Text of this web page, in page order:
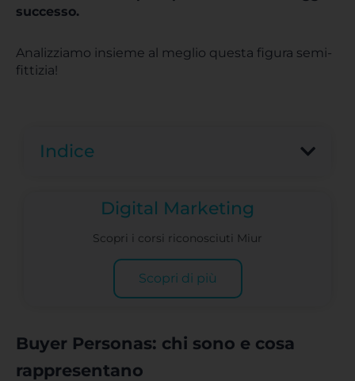
successo.
Analizziamo insieme al meglio questa figura semi-
fittizia!
Indice
Digital Marketing
Scopri i corsi riconosciuti Miur
Scopri di più
Buyer Personas: chi sono e cosa
rappresentano